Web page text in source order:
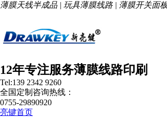
薄膜天线半成品 | 玩具薄膜线路 | 薄膜开关面
12年专注服务薄膜线路印刷
Tel:139 2342 9260
全国定制咨询热线：
0755-29890920
亮键首页